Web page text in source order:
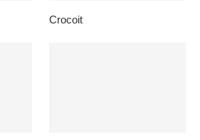
Crocoit